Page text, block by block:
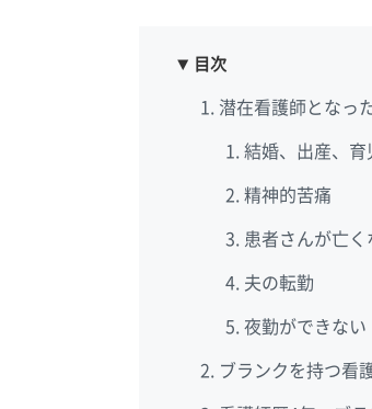
目次
潜在看護師となっ
結婚、出産、育
精神的苦痛
患者さんが亡
夫の転勤
夜勤ができない
ブランクを持つ看